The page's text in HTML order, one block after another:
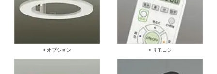
> オプション > リモコン